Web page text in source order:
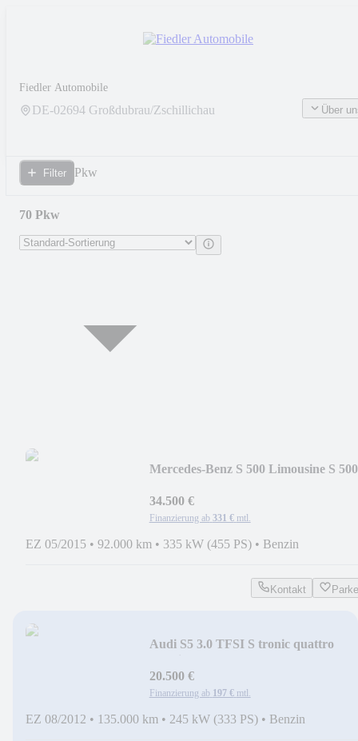
Fiedler Automobile
DE-02694 Großdubrau/Zschillichau Über
Filter Pkw
70 Pkw
Mercedes-Benz S 500 Limousine S
34.500 €
Finanzierung ab 331 € mtl.
EZ 05/2015 • 92.000 km • 335 kW (455 PS) • Benzin
Kontakt
Audi S5 3.0 TFSI S tronic quattro
20.500 €
Finanzierung ab 197 € mtl.
EZ 08/2012 • 135.000 km • 245 kW (333 PS) • Benzin